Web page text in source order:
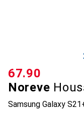
Noreve
Samsung Galaxy
CHF
67.90